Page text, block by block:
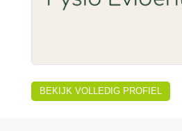
BEKIJK VOLLEDIG PROFIEL